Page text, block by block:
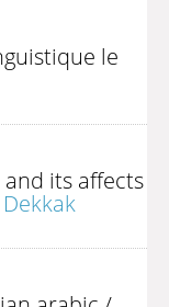
le
its affects